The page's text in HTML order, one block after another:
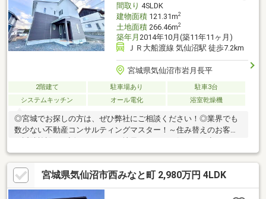
間取り 4SLDK
建物面積121.31m2
土地面積266.46m2
築年月 2014年10月(築11年11ヶ月)
ＪＲ大船渡線 気仙沼駅 徒歩7.2km
宮城県気仙沼市岩月長平
2階建て 駐車場あり
駐車3台
システムキッチン
オール電化 浴室乾燥機
◎宮城でお探しの方は、ぜひ弊社にご相談ください！◎業界でも
数少ない不動産コンサルティングマスター！～住み替えのお客様
同じ目線でご相談に乗ります！
宮城県気仙沼市西みなと町 2,980万円 4LDK